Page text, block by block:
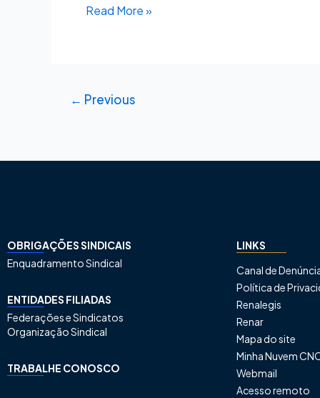
Read More »
← Previous
OBRIGAÇÕES SINDICAIS
Enquadramento Sindical
ENTIDADES FILIADAS
Federações e Sindicatos
Organização Sindical
TRABALHE CONOSCO
LINKS
Canal de
Política de
Renalegis
Renar
Mapa do site
Minha Nuvem
Webmail
Acesso remoto